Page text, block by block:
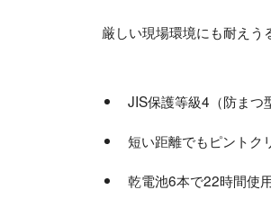
厳しい現場環境にも耐えう
JIS保護等級4（防まつ
短い距離でもピントク
乾電池6本で22時間使